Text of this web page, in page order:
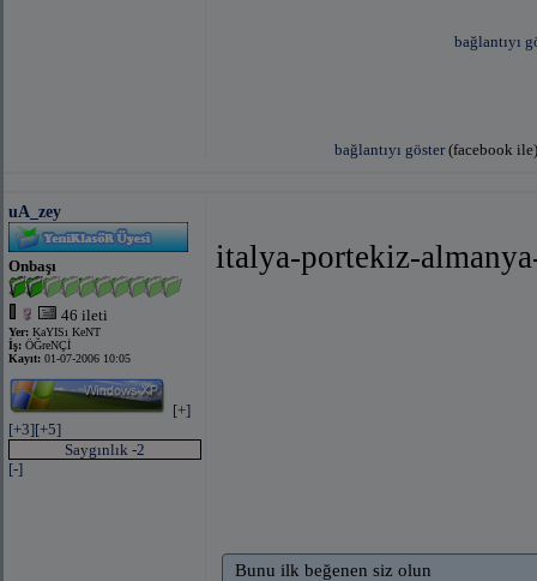
bağlantıyı
bağlantıyı göster(facebook
uA_zey
Onbaşı
46 ileti
Yer: KaYISı KeNT
İş: ÖĞreNÇİ
Kayıt: 01-07-2006 10:05
[+]
[+3][+5]
Saygınlık -2
[-]
italya-portekiz-
Bunu ilk beğenen siz olun